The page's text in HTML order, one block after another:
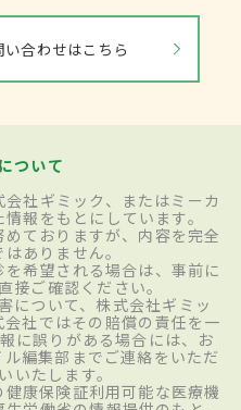
合わせはこちら
ついて
社ギミック、またはミーカ
報をもとにしています。
ておりますが、内容を完全
ありません。
希望される場合は、事前に
接ご確認ください。
について、株式会社ギミッ
社ではその賠償の責任を一
に誤りがある場合には、お
編集部までご連絡をいただ
いたします。
康保険証利用可能な医療機